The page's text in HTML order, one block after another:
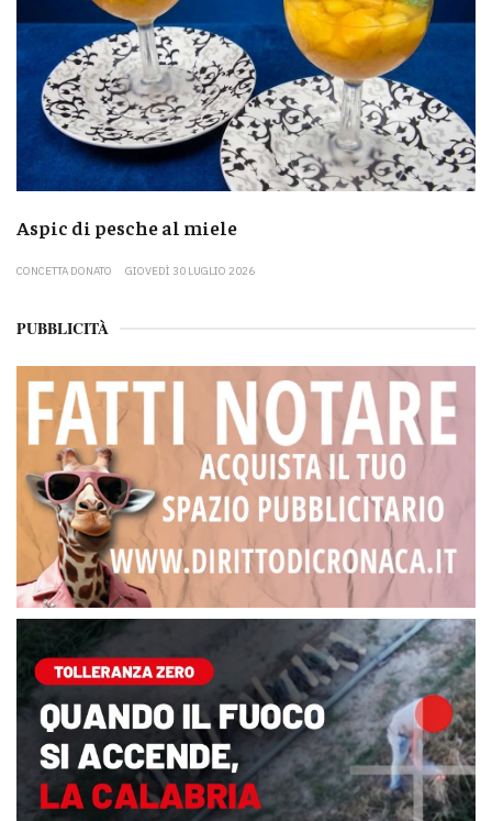
Aspic di pesche al miele
CONCETTA DONATO GIOVEDÌ 30 LUGLIO 2026
PUBBLICITÀ